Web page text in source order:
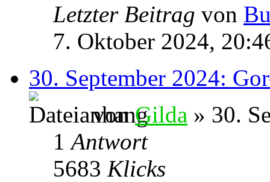
Letzter Beitrag von
7. Oktober 2024,
30. September 2024:
vonGilda » 30.
1Antwort
5683 Klicks